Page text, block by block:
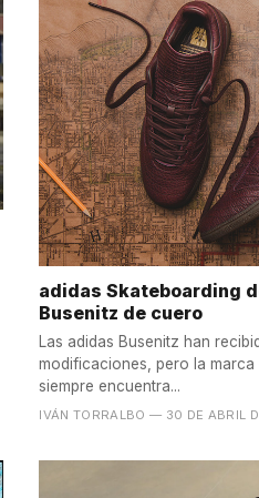
adidas Skateboarding
Busenitz de cuero
Las adidas Busenitz han
modificaciones, pero la marca
siempre encuentra...
IVÁN TORRALBO — 30 DE ABRIL